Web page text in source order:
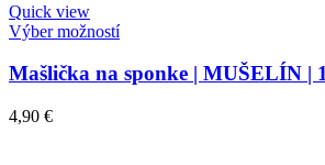
Quick view
Výber možností
Mašlička na sponke | MUŠELÍN |
4,90 €